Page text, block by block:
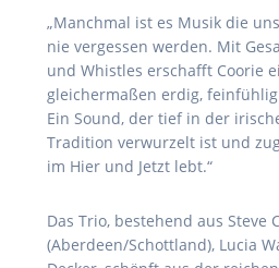
„Manchmal ist es Musik die
nie vergessen werden. Mit
und Whistles erschafft Coorie
gleichermaßen erdig,
Ein Sound, der tief in der
Tradition verwurzelt ist und
im Hier und Jetzt lebt.“
Das Trio, bestehend aus Steve
(Aberdeen/Schottland), Lucia